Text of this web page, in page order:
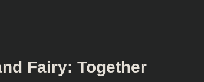
Fairy: Together